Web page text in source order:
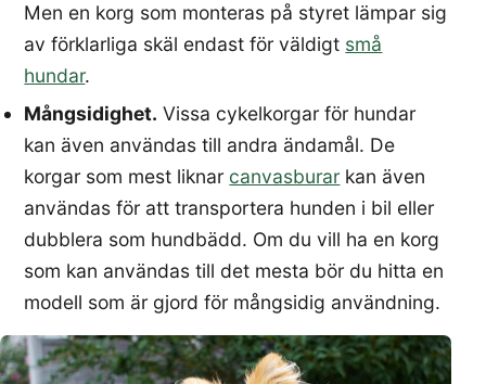
Men en korg som monteras på styret lämpar sig
av förklarliga skäl endast för väldigt små
hundar.
Mångsidighet. Vissa cykelkorgar för hundar
kan även användas till andra ändamål. De
korgar som mest liknar canvasburar kan även
användas för att transportera hunden i bil eller
dubblera som hundbädd. Om du vill ha en korg
som kan användas till det mesta bör du hitta en
modell som är gjord för mångsidig användning.